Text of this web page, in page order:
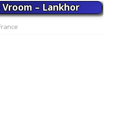
– Lankhor